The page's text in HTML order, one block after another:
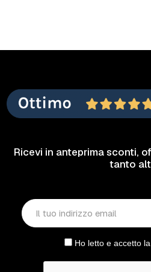
Ricevi in anteprima sconti,
tanto
Ho letto e accetto la